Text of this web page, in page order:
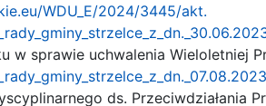
WDU_E/2024/3445/akt.
w sprawie uchwalenia Wieloletniej
ds. Przeciwdziałania